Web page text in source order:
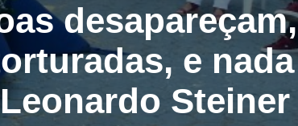
desapareçam,
e nada
Steiner